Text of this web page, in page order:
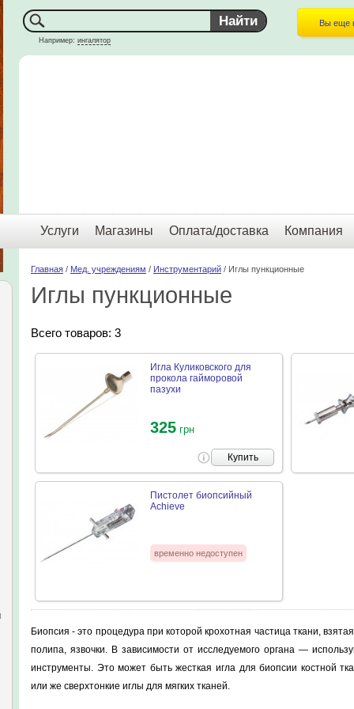
Например: ингалятор
Вы еще
Услуги Магазины Оплата/доставка Компания
Главная / Мед. учреждениям / Инструментарий / Иглы пункционные
Иглы пункционные
Всего товаров: 3
Игла Куликовского для
прокола гайморовой
пазухи
325 грн
Купить
Пистолет биопсийный
Achieve
временно недоступен
Биопсия - это процедура при которой крохотная частица ткани,
полипа, язвочки. В зависимости от исследуемого органа —
инструменты. Это может быть жесткая игла для биопсии костной
или же сверхтонкие иглы для мягких тканей.